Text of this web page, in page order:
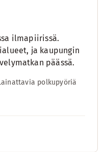
ilmapiirissä.
ja kaupungin
päässä.
polkupyöriä